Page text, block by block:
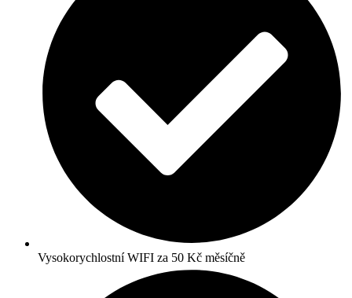
Vysokorychlostní WIFI za 50 Kč měsíčně